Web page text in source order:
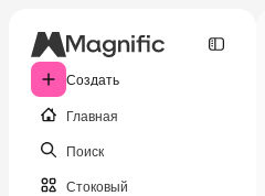
Создать
Главная
Поиск
Стоковый